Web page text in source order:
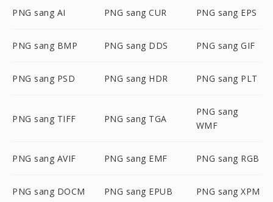
PNG sang AI PNG sang CUR PNG sang EPS
PNG sang BMP PNG sang DDS PNG sang GIF
PNG sang PSD PNG sang HDR PNG sang PLT
PNG sang TIFF PNG sang TGA
PNG sang
WMF
PNG sang AVIF PNG sang EMF PNG sang RGB
PNG sang DOCM PNG sang EPUB PNG sang XPM